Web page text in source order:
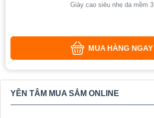
Giày cao siêu nhẹ da mềm 3
MUA HÀNG NGAY
YÊN TÂM MUA SẮM ONLINE